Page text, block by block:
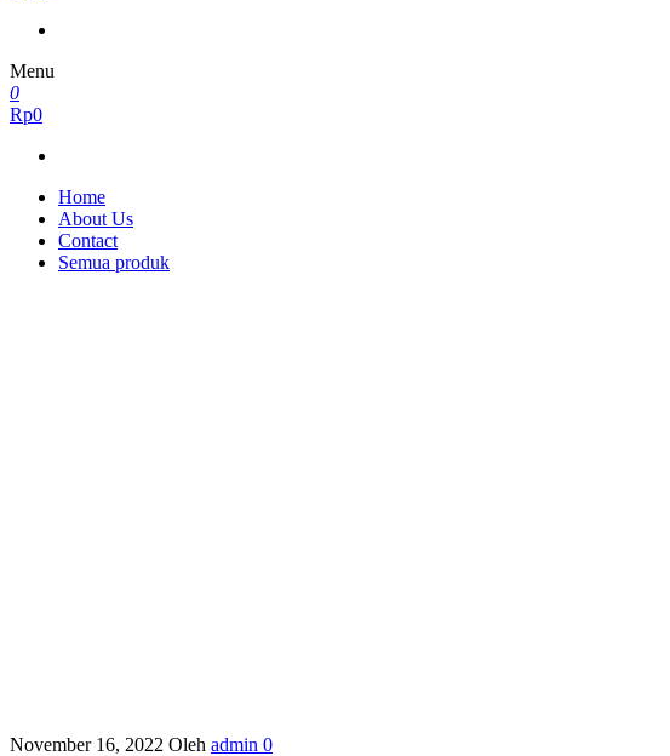
Menu
0
Rp0
Home
About Us
Contact
Semua produk
November 16, 2022 Oleh admin 0